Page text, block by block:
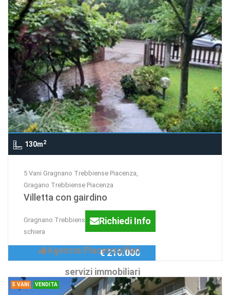
130m2
5 Vani Gragnano Trebbiense Piacenza,
Gragano Trebbiense Piacenza
Villetta con gairdino
Gragnano Trebbiense : villetta a
schiera
Richiedi Info
Agenzia:Piacenzaffari
servizi immobiliari
€ 210.000
5 VANI VENDITA